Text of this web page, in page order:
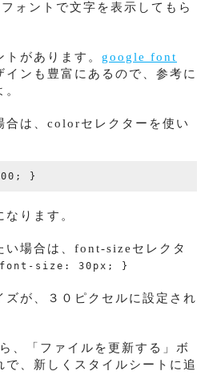
ォントで文字を表示してもら
があります。 google font
インも豊富にあるので、参考に
合は、colorセレクターを使い
ります。
い場合は、font-sizeセレクタ
size: 30px; }
ズが、３０ピクセルに設定され
、「ファイルを更新する」ボ
で、新しくスタイルシートに追